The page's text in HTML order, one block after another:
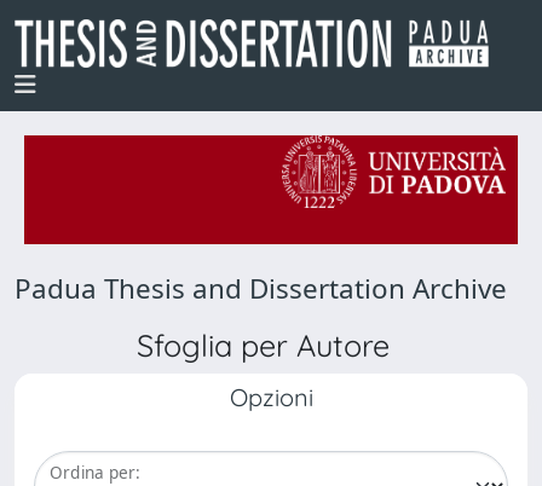
Padua Thesis and Dissertation Archive
Sfoglia per Autore
Opzioni
Ordina per: